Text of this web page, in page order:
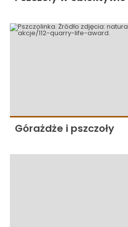
Górażdże i pszczoły